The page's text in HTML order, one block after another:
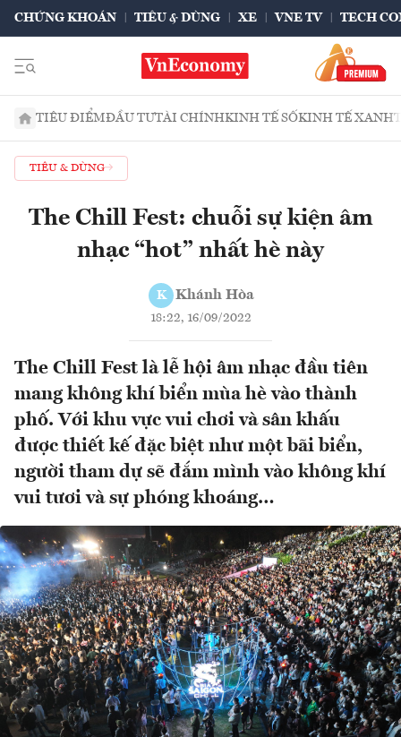
CHỨNG KHOÁN TIÊU & DÙNG XE VNE TV TECH
TIÊU ĐIỂMĐẦU TƯTÀI CHÍNHKINH TẾ SỐKINH TẾ XANH
TIÊU & DÙNG
The Chill Fest: chuỗi sự kiện âm
nhạc “hot” nhất hè này
K Khánh Hòa
18:22, 16/09/2022
The Chill Fest là lễ hội âm nhạc đầu tiên
mang không khí biển mùa hè vào thành
phố. Với khu vực vui chơi và sân khấu
được thiết kế đặc biệt như một bãi biển,
người tham dự sẽ đắm mình vào không khí
vui tươi và sự phóng khoáng…